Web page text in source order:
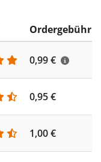
Ordergebühr
0,99 €
0,95 €
1,00 €